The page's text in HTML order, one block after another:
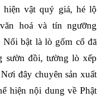
hiện vật quý giá, hé lộ
hoá và tín ngưỡng
Nổi bật là lò gốm cổ đã
sườn đồi, tường lò xếp
đây chuyên sản xuất
hiện nội dung về Phật